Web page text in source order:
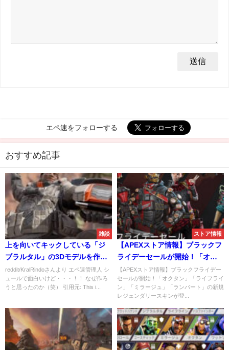
エペ速をフォローする
おすすめ記事
雑談
上を向いてキックしている「ジ
ブラルタル」の3Dモデルを作っ
てみた
reddit/KralRindoさんより エペ速管理人 シ
ュールで面白いけど・・・！！ なぜ作ろ
うと思ったのか（笑） 引用元: This i...
ストア情報
【APEXストア情報】ブラックフ
ライデーセールが開始！「オク
タン」「ライフライン」「ミラ
ージュ」「ランパート」の新規
レジェンダリースキンが登場
【APEXストア情報】ブラックフライデー
セールが開始！「オクタン」「ライフライ
ン」「ミラージュ」「ランパート」の新規
レジェンダリースキンが登...